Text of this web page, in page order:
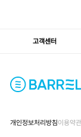
고객센터
개인정보처리방침이용약관